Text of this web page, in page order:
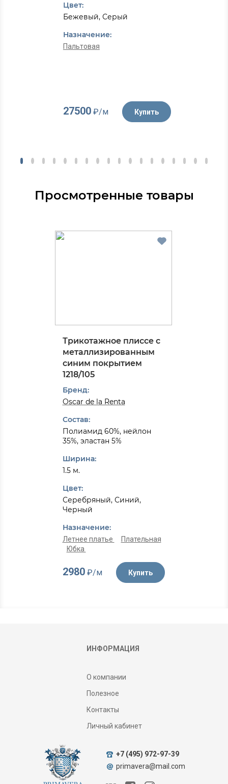
Цвет:
Бежевый, Серый
Назначение:
Пальтовая
27500₽/м Купить
Просмотренные товары
Трикотажное плиссе с
металлизированным
синим покрытием
1218/105
Бренд:
Oscar de la Renta
Состав:
Полиамид 60%, нейлон
35%, эластан 5%
Ширина:
1.5 м.
Цвет:
Серебряный, Синий,
Черный
Назначение:
Летнее платье
Плательная
Юбка
2980₽/м Купить
ИНФОРМАЦИЯ
О компании
Полезное
Контакты
Личный кабинет
+7 (495) 972-97-39
primavera@mail.com